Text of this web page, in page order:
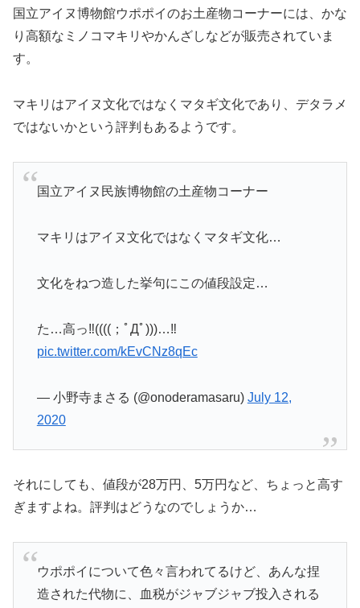
国立アイヌ博物館ウポポイのお土産物コーナーには、かな
り高額なミノコマキリやかんざしなどが販売されていま
す。
マキリはアイヌ文化ではなくマタギ文化であり、デタラメ
ではないかという評判もあるようです。
国立アイヌ民族博物館の土産物コーナー
マキリはアイヌ文化ではなくマタギ文化…
文化をねつ造した挙句にこの値段設定…
た…高っ‼️((((；ﾟДﾟ)))…‼️
pic.twitter.com/kEvCNz8qEc
— 小野寺まさる (@onoderamasaru) July 12,
2020
それにしても、値段が28万円、5万円など、ちょっと高す
ぎますよね。評判はどうなのでしょうか…
ウポポイについて色々言われてるけど、あんな捏
造された代物に、血税がジャブジャブ投入される